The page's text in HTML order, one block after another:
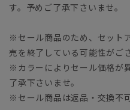
す。予めご了承下さいませ。
※セール商品のため、セット
売を終了している可能性がご
※カラーによりセール価格が
了承下さいませ。
※セール商品は返品・交換不